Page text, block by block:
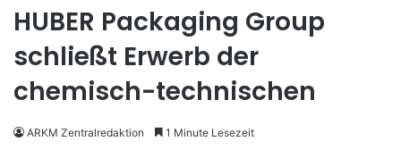
HUBER Packaging Group
schließt Erwerb der
chemisch-technischen
ARKM Zentralredaktion 1 Minute Lesezeit